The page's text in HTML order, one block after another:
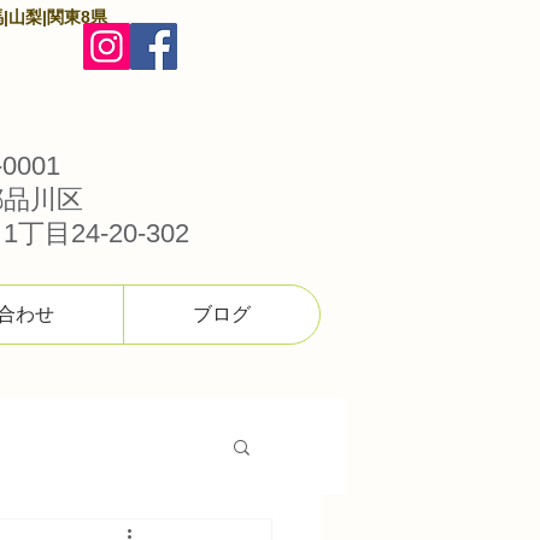
山梨|関東8県
川区
丁目24-20-302
わせ ブログ